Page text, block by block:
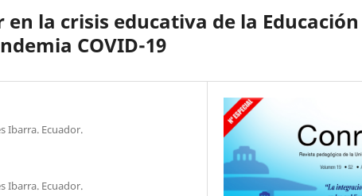
la crisis educativa de la Educación
COVID-19
Ibarra. Ecuador.
Ibarra. Ecuador.